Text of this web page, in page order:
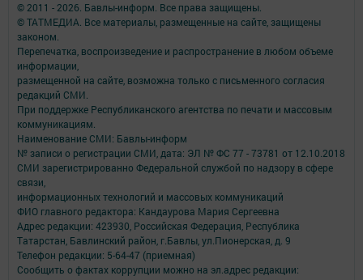
© 2011 - 2026. Бавлы-информ. Все права защищены.
© ТАТМЕДИА. Все материалы, размещенные на сайте, защищены
законом.
Перепечатка, воспроизведение и распространение в любом объеме
информации,
размещенной на сайте, возможна только с письменного согласия
редакций СМИ.
При поддержке Республиканского агентства по печати и массовым
коммуникациям.
Наименование СМИ: Бавлы-информ
№ записи о регистрации СМИ, дата: ЭЛ № ФС 77 - 73781 от 12.10.2018
СМИ зарегистрированно Федеральной службой по надзору в сфере
связи,
информационных технологий и массовых коммуникаций
ФИО главного редактора: Кандаурова Мария Сергеевна
Адрес редакции: 423930, Российская Федерация, Республика
Татарстан, Бавлинский район, г.Бавлы, ул.Пионерская, д. 9
Телефон редакции: 5-64-47 (приемная)
Сообщить о фактах коррупции можно на эл.адрес редакции: